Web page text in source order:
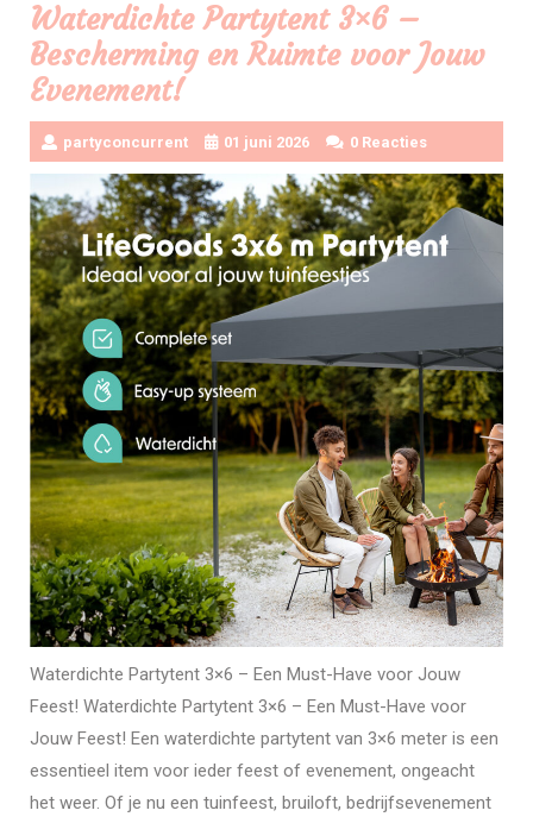
Waterdichte Partytent 3×6 –
Bescherming en Ruimte voor Jouw
Evenement!
partyconcurrent 01 juni 2026 0 Reacties
Waterdichte Partytent 3×6 – Een Must-Have voor Jouw
Feest! Waterdichte Partytent 3×6 – Een Must-Have voor
Jouw Feest! Een waterdichte partytent van 3×6 meter is een
essentieel item voor ieder feest of evenement, ongeacht
het weer. Of je nu een tuinfeest, bruiloft, bedrijfsevenement